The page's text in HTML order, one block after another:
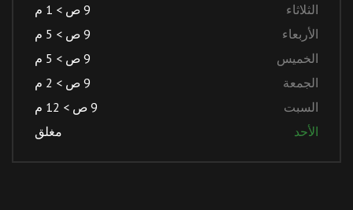
الثلاثاء
9 ص > 1 م
الأربعاء
9 ص > 5 م
الخميس
9 ص > 5 م
الجمعة
9 ص > 2 م
السبت
9 ص > 12 م
الأحد
مغلق